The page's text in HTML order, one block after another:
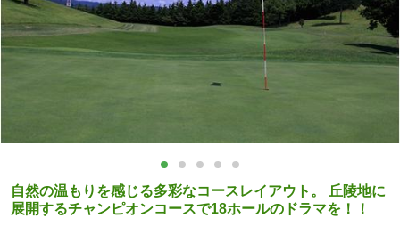
自然の温もりを感じる多彩なコースレイアウト。 丘陵地に
展開するチャンピオンコースで18ホールのドラマを！！